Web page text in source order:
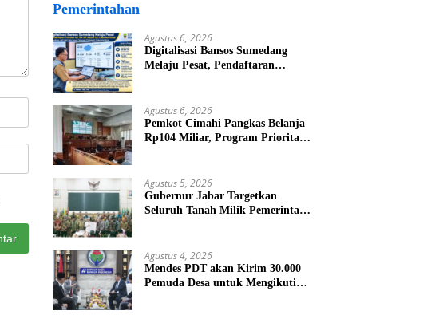
Pemerintahan
Agustus 6, 2026
Digitalisasi Bansos Sumedang
Melaju Pesat, Pendaftaran
Agustus 6, 2026
Pemkot Cimahi Pangkas Belanja
Rp104 Miliar, Program Prioritas
Agustus 5, 2026
Gubernur Jabar Targetkan
Seluruh Tanah Milik Pemerintah
Agustus 4, 2026
Mendes PDT akan Kirim 30.000
Pemuda Desa untuk Mengikuti